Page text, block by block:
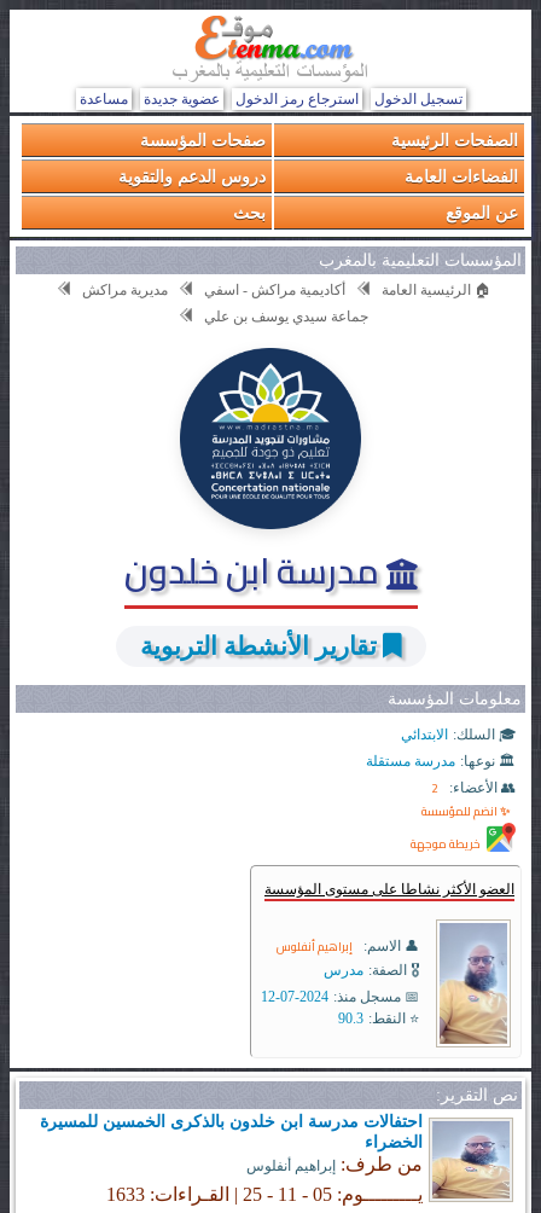
تسجيل الدخول استرجاع رمز الدخول عضوية جديدة مساعدة
الصفحات الرئيسية
صفحات المؤسسة
الفضاءات العامة
دروس الدعم والتقوية
عن الموقع
بحث
المؤسسات التعليمية بالمغرب
🏠 الرئيسية العامة أكاديمية مراكش - اسفي
مديرية مراكش
جماعة سيدي يوسف بن علي
مدرسة ابن خلدون
تقارير الأنشطة التربوية
معلومات المؤسسة
🎓 السلك: الابتدائي
🏛️ نوعها: مدرسة مستقلة
👥 الأعضاء:
2
✨ انضم للمؤسسة
خريطة موجهة
العضو الأكثر نشاطا على مستوى المؤسسة
👤 الاسم: إبراهيم أنفلوس
🎖️ الصفة: مدرس
📅 مسجل منذ: 2024-07-12
⭐ النقط: 90.3
نص التقرير:
احتفالات مدرسة ابن خلدون بالذكرى الخمسين للمسيرة
الخضراء
من طرف: إبراهيم أنفلوس
يـــــــــوم: 05 - 11 - 25 | القـراءات: 1633